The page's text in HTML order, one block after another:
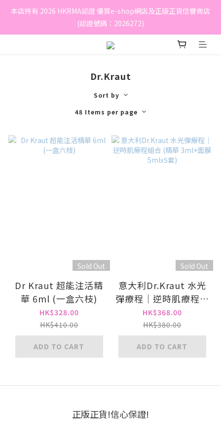
本店持有 2026 HKRMA認證 優質e-shop網店及正版正貨信譽商店
(認證號碼：2026272)
Dr.Kraut
Sort by
48 Items per page
Sold Out
Dr Kraut 超能注活精
華 6ml (一盒六枝)
HK$328.00
HK$410.00
ADD TO CART
Sold Out
意大利Dr.Kraut 水光
彈療程｜逆時肌療程組
合 (精華 3ml+面膜
5mlx5套)
HK$368.00
HK$380.00
ADD TO CART
正版正貨!信心保證!